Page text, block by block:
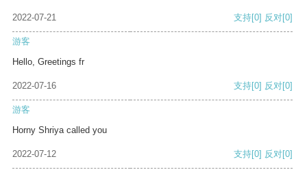
2022-07-21 支持[0] 反对[0]
游客
Hello, Greetings fr
2022-07-16 支持[0] 反对[0]
游客
Horny Shriya called you
2022-07-12 支持[0] 反对[0]